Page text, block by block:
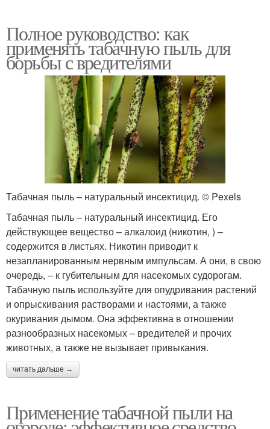
Полное руководство: как
применять табачную пыль для
борьбы с вредителями
Табачная пыль – натуральный инсектицид. © Pexels
Табачная пыль – натуральный инсектицид. Его
действующее вещество – алкалоид (никотин, ) –
содержится в листьях. Никотин приводит к
незапланированным нервным импульсам. А они, в свою
очередь, – к губительным для насекомых судорогам.
Табачную пыль используйте для опудривания растений
и опрыскивания растворами и настоями, а также
окуривания дымом. Она эффективна в отношении
разнообразных насекомых – вредителей и прочих
животных, а также не вызывает привыкания.
читать дальше →
Применение табачной пыли на